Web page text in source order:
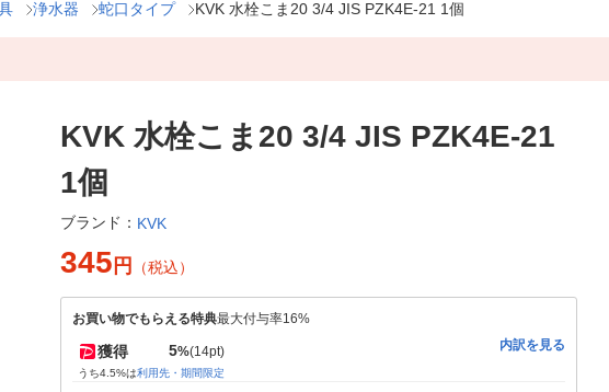
浄水器 蛇口タイプ KVK 水栓こま20 3/4 JIS PZK4E-21 1個
KVK 水栓こま20 3/4 JIS PZK4E-21
1個
ブランド： KVK
345 円 （税込）
お買い物でもらえる特典最大付与率16%
獲得 5%(14pt)
うち4.5%は利用先・期間限定
内訳を見る